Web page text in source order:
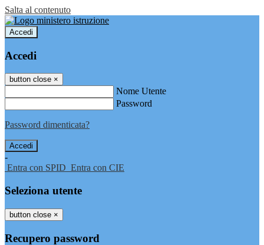
Salta al contenuto
Accedi
Accedi
button close ×
Nome Utente
Password
Password dimenticata?
-
Entra con SPID Entra con CIE
Seleziona utente
button close ×
Recupero password